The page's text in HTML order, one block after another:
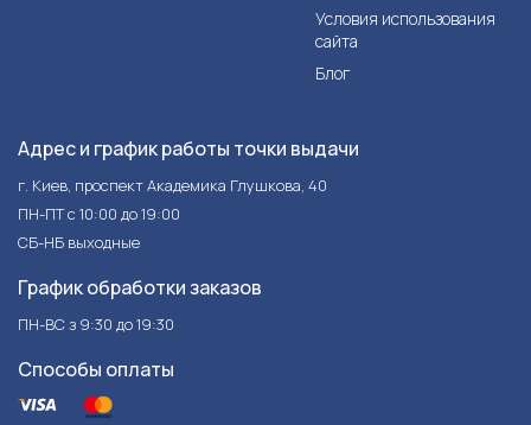
Условия использования
сайта
Блог
Адрес и график работы точки выдачи
г. Киев, проспект Академика Глушкова, 40
ПН-ПТ с 10:00 до 19:00
СБ-НБ выходные
График обработки заказов
ПН-ВС з 9:30 до 19:30
Способы оплаты